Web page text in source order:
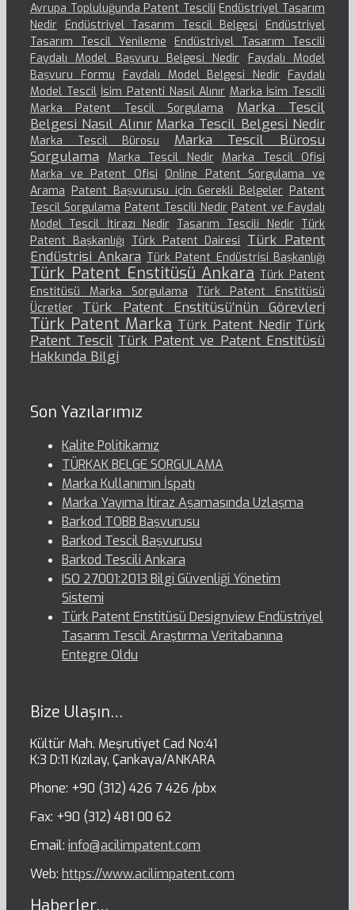
Avrupa Topluluğunda Patent Tescili Endüstriyel Tasarım
Nedir Endüstriyel Tasarım Tescil Belgesi
Endüstriyel
Tasarım Tescil Yenileme
Endüstriyel Tasarım Tescili
Faydalı Model Başvuru Belgesi Nedir
Faydalı Model
Başvuru Formu
Faydalı Model Belgesi Nedir Faydalı
Model Tescil İsim Patenti Nasıl Alınır Marka İsim Tescili
Marka Patent Tescil Sorgulama
Marka Tescil
Belgesi Nasıl Alınır Marka Tescil Belgesi Nedir
Marka Tescil Bürosu
Marka Tescil Bürosu
Sorgulama
Marka Tescil Nedir Marka Tescil Ofisi
Marka ve Patent Ofisi Online Patent Sorgulama ve
Arama Patent Başvurusu için Gerekli Belgeler Patent
Tescil Sorgulama Patent Tescili Nedir Patent ve Faydalı
Model Tescil İtirazı Nedir Tasarım Tescili Nedir Türk
Patent Başkanlığı Türk Patent Dairesi Türk Patent
Endüstrisi Ankara Türk Patent Endüstrisi Başkanlığı
Türk Patent Enstitüsü Ankara Türk Patent
Enstitüsü Marka Sorgulama
Türk Patent Enstitüsü
Ücretler
Türk Patent Enstitüsü’nün Görevleri
Türk Patent Marka Türk Patent Nedir Türk
Patent Tescil Türk Patent ve Patent Enstitüsü
Hakkında Bilgi
Son Yazılarımız
Kalite Politikamız
TÜRKAK BELGE SORGULAMA
Marka Kullanımın İspatı
Marka Yayıma İtiraz Aşamasında Uzlaşma
Barkod TOBB Başvurusu
Barkod Tescil Başvurusu
Barkod Tescili Ankara
ISO 27001:2013 Bilgi Güvenliği Yönetim
Sistemi
Türk Patent Enstitüsü Designview Endüstriyel
Tasarım Tescil Araştırma Veritabanına
Entegre Oldu
Bize Ulaşın…
Kültür Mah. Meşrutiyet Cad No:41
K:3 D:11 Kızılay, Çankaya/ANKARA
Phone: +90 (312) 426 7 426 /pbx
Fax: +90 (312) 481 00 62
Email: info@acilimpatent.com
Web: https://www.acilimpatent.com